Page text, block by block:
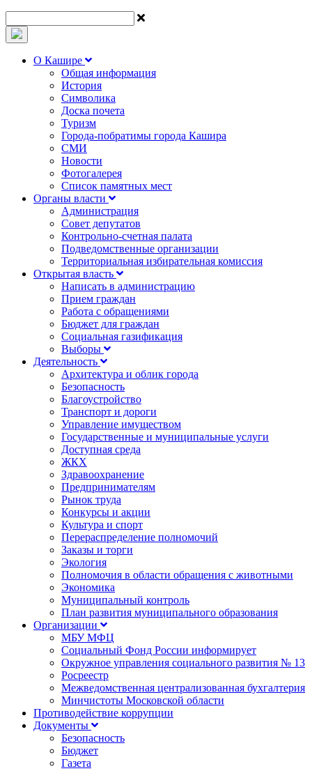
О Кашире
Общая информация
История
Символика
Доска почета
Туризм
Города-побратимы города Кашира
СМИ
Новости
Фотогалерея
Список памятных мест
Органы власти
Администрация
Совет депутатов
Контрольно-счетная палата
Подведомственные организации
Территориальная избирательная комиссия
Открытая власть
Написать в администрацию
Прием граждан
Работа с обращениями
Бюджет для граждан
Социальная газификация
Выборы
Деятельность
Архитектура и облик города
Безопасность
Благоустройство
Транспорт и дороги
Управление имуществом
Государственные и муниципальные услуги
Доступная среда
ЖКХ
Здравоохранение
Предпринимателям
Рынок труда
Конкурсы и акции
Культура и спорт
Перераспределение полномочий
Заказы и торги
Экология
Полномочия в области обращения с животными
Экономика
Муниципальный контроль
План развития муниципального образования
Организации
МБУ МФЦ
Социальный Фонд России информирует
Окружное управления социального развития № 13
Росреестр
Межведомственная централизованная бухгалтерия
Минчистоты Московской области
Противодействие коррупции
Документы
Безопасность
Бюджет
Газета